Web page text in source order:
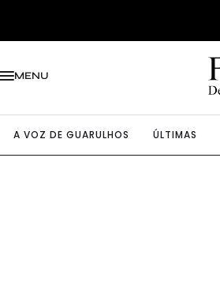
MENU
A VOZ DE GUARULHOS ÚLTIMAS